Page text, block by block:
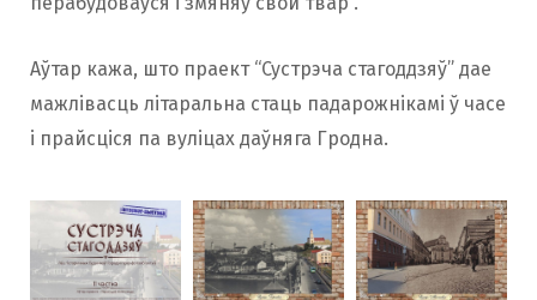
Аўтар кажа, што праект “Сустрэча стагоддзяў” дае
мажлівасць літаральна стаць падарожнікамі ў часе
і прайсціся па вуліцах даўняга Гродна.